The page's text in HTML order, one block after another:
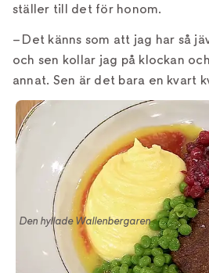
ställer till det för honom.
– Det känns som att jag har så
och sen kollar jag på klockan
annat. Sen är det bara en kvart
Den hyllade Wallenbergaren